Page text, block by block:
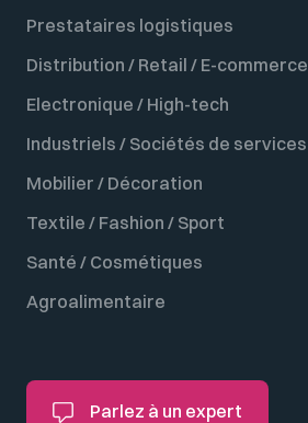
Parlez à un expert
Prestataires logistiques
Distribution / Retail / E-commerce
Electronique / High-tech
Industriels / Sociétés de services
Mobilier / Décoration
Textile / Fashion / Sport
Santé / Cosmétiques
Agroalimentaire